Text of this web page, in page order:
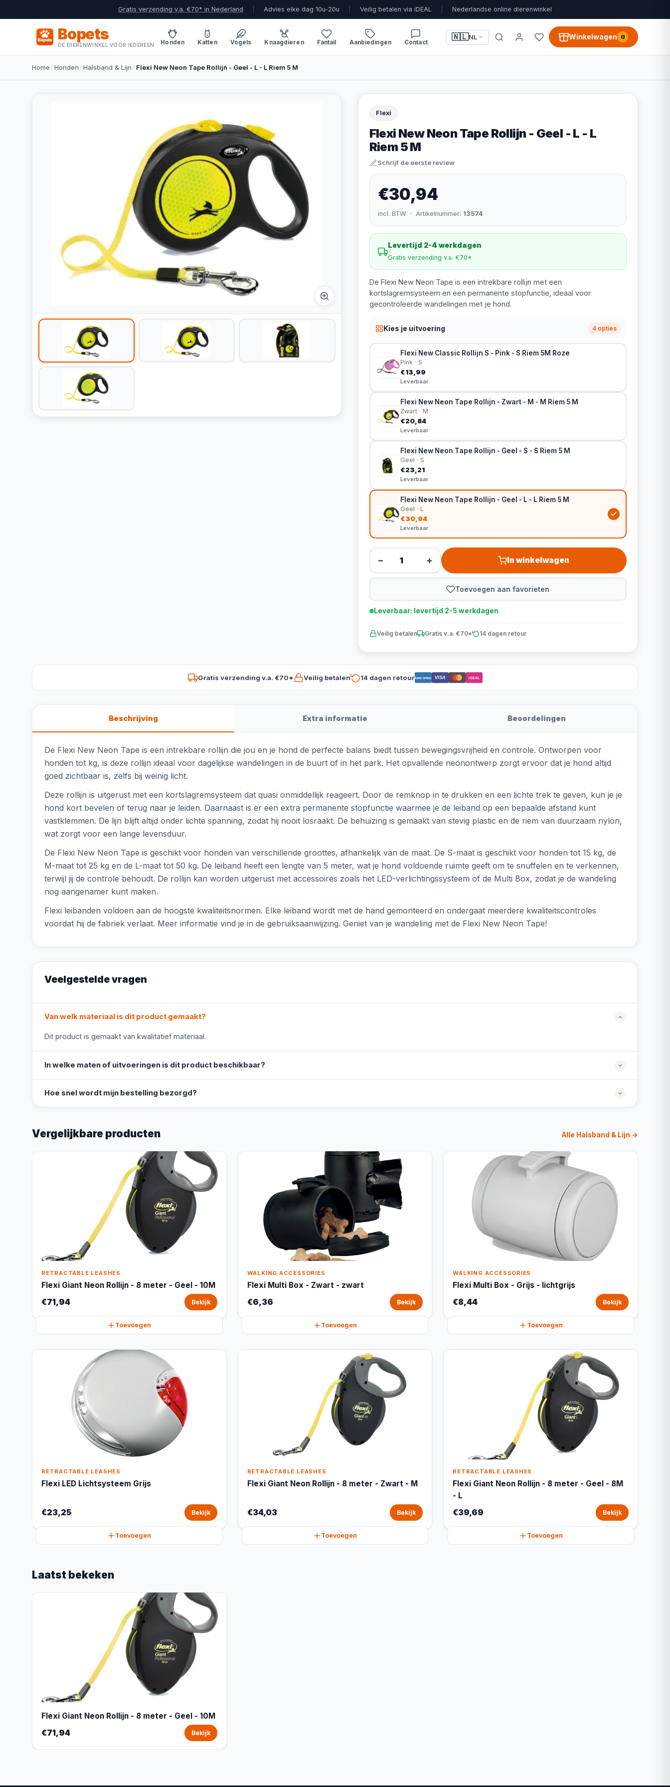
Gratis verzending v.a. €70* in Nederland Advies elke dag 10u-20u Veilig betalen via iDEAL Nederlandse online dierenwinkel
Bopets
DE DIERENWINKEL VOOR IEDEREEN Honden Katten Vogels Knaagdieren Fantail Aanbiedingen Contact
🇳🇱NL Winkelwagen 0
Home /Honden /Halsband & Lijn / Flexi New Neon Tape Rollijn - Geel - L - L Riem 5 M
Flexi
Flexi New Neon Tape Rollijn - Geel - L - L
Riem 5 M
Schrijf de eerste review
€30,94
incl. BTW · Artikelnummer: 13574
Levertijd 2-4 werkdagen
Gratis verzending v.a. €70*
De Flexi New Neon Tape is een intrekbare rollijn met een
kortslagremsysteem en een permanente stopfunctie, ideaal voor
gecontroleerde wandelingen met je hond.
Kies je uitvoering 4 opties
Flexi New Classic Rollijn S - Pink - S Riem 5M Roze
Pink · S
€13,99
Leverbaar
Flexi New Neon Tape Rollijn - Zwart - M - M Riem 5 M
Zwart · M
€20,84
Leverbaar
Flexi New Neon Tape Rollijn - Geel - S - S Riem 5 M
Geel · S
€23,21
Leverbaar
Flexi New Neon Tape Rollijn - Geel - L - L Riem 5 M
Geel · L
€30,94
Leverbaar
− + In winkelwagen
Toevoegen aan favorieten
Leverbaar: levertijd 2-5 werkdagen
Veilig betalen Gratis v.a. €70* 14 dagen retour
Gratis verzending v.a. €70* Veilig betalen 14 dagen retourBancontact VISA iDEAL
Beschrijving Extra informatie Beoordelingen
De Flexi New Neon Tape is een intrekbare rollijn die jou en je hond de perfecte balans biedt tussen bewegingsvrijheid en controle. Ontworpen voor
honden tot kg, is deze rollijn ideaal voor dagelijkse wandelingen in de buurt of in het park. Het opvallende neonontwerp zorgt ervoor dat je hond altijd
goed zichtbaar is, zelfs bij weinig licht.
Deze rollijn is uitgerust met een kortslagremsysteem dat quasi onmiddellijk reageert. Door de remknop in te drukken en een lichte trek te geven, kun je je
hond kort bevelen of terug naar je leiden. Daarnaast is er een extra permanente stopfunctie waarmee je de leiband op een bepaalde afstand kunt
vastklemmen. De lijn blijft altijd onder lichte spanning, zodat hij nooit losraakt. De behuizing is gemaakt van stevig plastic en de riem van duurzaam nylon,
wat zorgt voor een lange levensduur.
De Flexi New Neon Tape is geschikt voor honden van verschillende groottes, afhankelijk van de maat. De S-maat is geschikt voor honden tot 15 kg, de
M-maat tot 25 kg en de L-maat tot 50 kg. De leiband heeft een lengte van 5 meter, wat je hond voldoende ruimte geeft om te snuffelen en te verkennen,
terwijl jij de controle behoudt. De rollijn kan worden uitgerust met accessoires zoals het LED-verlichtingssysteem of de Multi Box, zodat je de wandeling
nog aangenamer kunt maken.
Flexi leibanden voldoen aan de hoogste kwaliteitsnormen. Elke leiband wordt met de hand gemonteerd en ondergaat meerdere kwaliteitscontroles
voordat hij de fabriek verlaat. Meer informatie vind je in de gebruiksaanwijzing. Geniet van je wandeling met de Flexi New Neon Tape!
Veelgestelde vragen
Van welk materiaal is dit product gemaakt?
Dit product is gemaakt van kwalitatief materiaal.
In welke maten of uitvoeringen is dit product beschikbaar?
Hoe snel wordt mijn bestelling bezorgd?
Vergelijkbare producten Alle Halsband & Lijn →
RETRACTABLE LEASHES
Flexi Giant Neon Rollijn - 8 meter - Geel - 10M
€71,94 Bekijk
Toevoegen
WALKING ACCESSORIES
Flexi Multi Box - Zwart - zwart
€6,36 Bekijk
Toevoegen
WALKING ACCESSORIES
Flexi Multi Box - Grijs - lichtgrijs
€8,44 Bekijk
Toevoegen
RETRACTABLE LEASHES
Flexi LED Lichtsysteem Grijs
€23,25 Bekijk
Toevoegen
RETRACTABLE LEASHES
Flexi Giant Neon Rollijn - 8 meter - Zwart - M
€34,03 Bekijk
Toevoegen
RETRACTABLE LEASHES
Flexi Giant Neon Rollijn - 8 meter - Geel - 8M
- L
€39,69 Bekijk
Toevoegen
Laatst bekeken
Flexi Giant Neon Rollijn - 8 meter - Geel - 10M
€71,94 Bekijk